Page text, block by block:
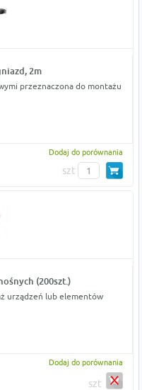
2m
przeznaczona do montażu
Dodaj do porównania
szt
(200szt.)
urządzeń lub elementów
Dodaj do porównania
szt